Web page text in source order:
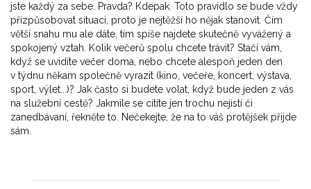
jste každý za sebe. Pravda? Kdepak. Toto pravidlo se bude vždy
přizpůsobovat situaci, proto je nejtěžší ho nějak stanovit. Čím
větší snahu mu ale dáte, tím spíše najdete skutečně vyvážený a
spokojený vztah. Kolik večerů spolu chcete trávit? Stačí vám,
když se uvidíte večer doma, nebo chcete alespoň jeden den
v týdnu někam společně vyrazit (kino, večeře, koncert, výstava,
sport, výlet...)? Jak často si budete volat, když bude jeden z vás
na služební cestě? Jakmile se cítíte jen trochu nejistí či
zanedbávaní, řekněte to. Nečekejte, že na to váš protějšek přijde
sám.